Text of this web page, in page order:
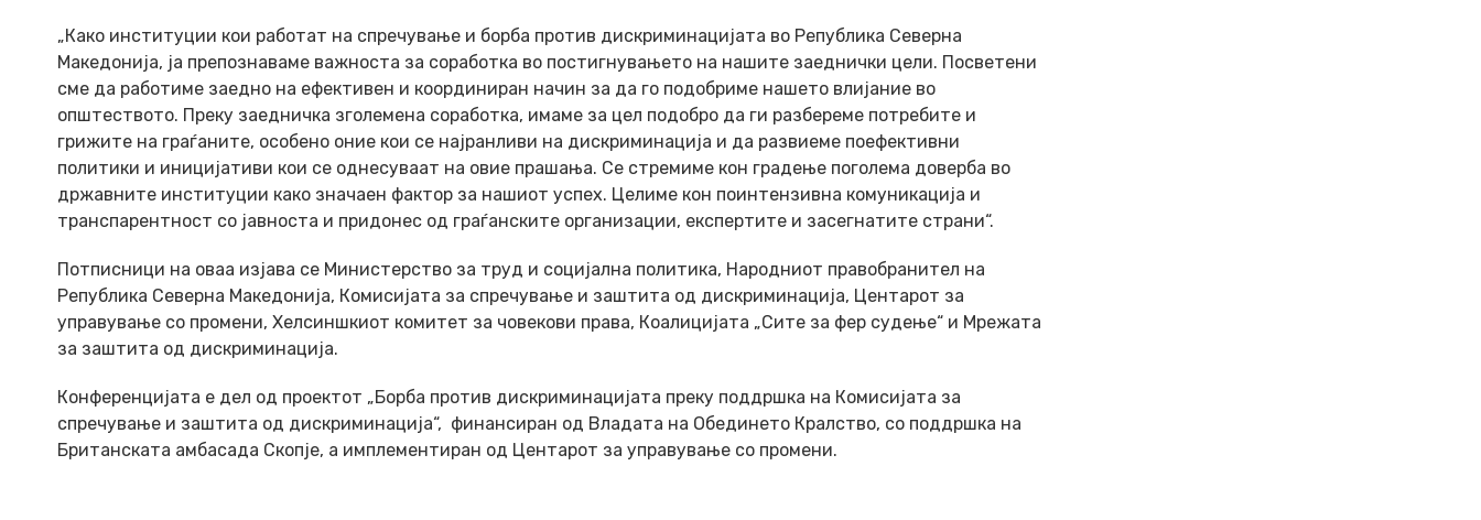
„Како институции кои работат на спречување и борба против дискриминацијата во Република Северна
Македонија, ја препознаваме важноста за соработка во постигнувањето на нашите заеднички цели. Посветени
сме да работиме заедно на ефективен и координиран начин за да го подобриме нашето влијание во
општеството. Преку заедничка зголемена соработка, имаме за цел подобро да ги разбереме потребите и
грижите на граѓаните, особено оние кои се најранливи на дискриминација и да развиеме поефективни
политики и иницијативи кои се однесуваат на овие прашања. Се стремиме кон градење поголема доверба во
државните институции како значаен фактор за нашиот успех. Целиме кон поинтензивна комуникација и
транспарентност со јавноста и придонес од граѓанските организации, експертите и засегнатите страни“.
Потписници на оваа изјава се Министерство за труд и социјална политика, Народниот правобранител на
Република Северна Македонија, Комисијата за спречување и заштита од дискриминација, Центарот за
управување со промени, Хелсиншкиот комитет за човекови права, Коалицијата „Сите за фер судење“ и Мрежата
за заштита од дискриминација.
Конференцијата е дел од проектот „Борба против дискриминацијата преку поддршка на Комисијата за
спречување и заштита од дискриминација“, финансиран од Владата на Обединето Кралство, со поддршка на
Британската амбасада Скопје, а имплементиран од Центарот за управување со промени.